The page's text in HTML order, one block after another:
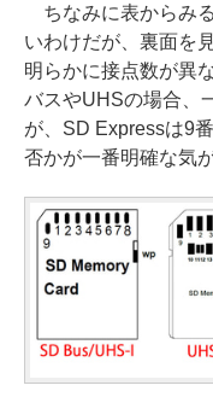
ちなみに表からみ
いわけだが、裏面を
明らかに接点数が異
バスやUHSの場合、
が、SD Expressは9
否かが一番明確な気が